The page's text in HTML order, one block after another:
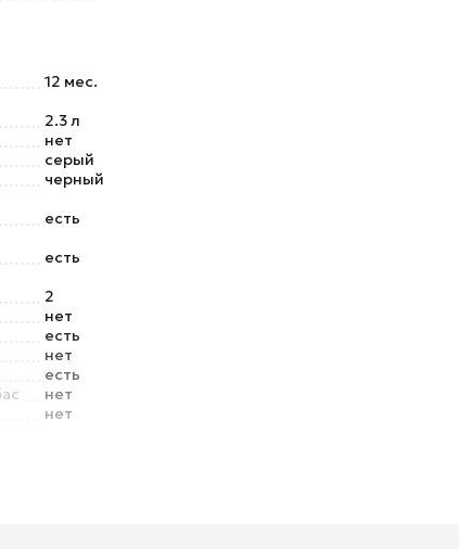
12 мес.
2.3 л
нет
серый
черный
есть
есть
2
нет
есть
нет
есть
нет
нет